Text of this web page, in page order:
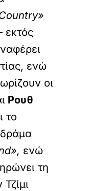
εκτός
ενώ
οι
Ρουθ
το
ενώ
τη